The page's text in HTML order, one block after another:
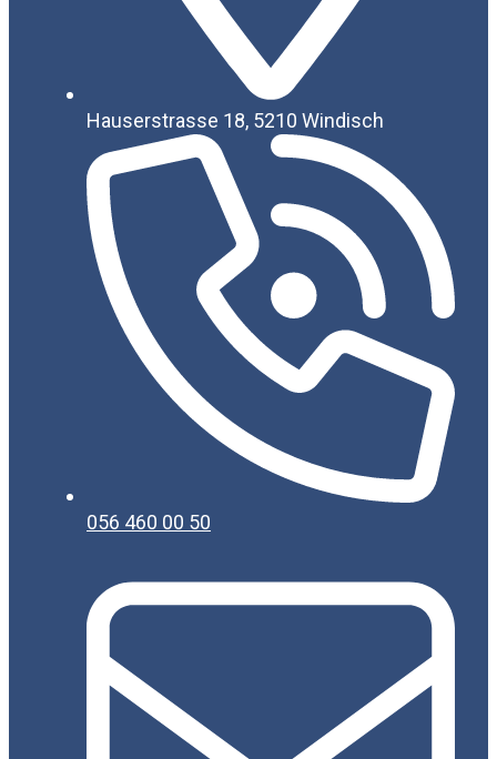
Hauserstrasse 18, 5210 Windisch
056 460 00 50